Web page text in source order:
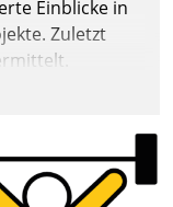
Einblicke in
Zuletzt